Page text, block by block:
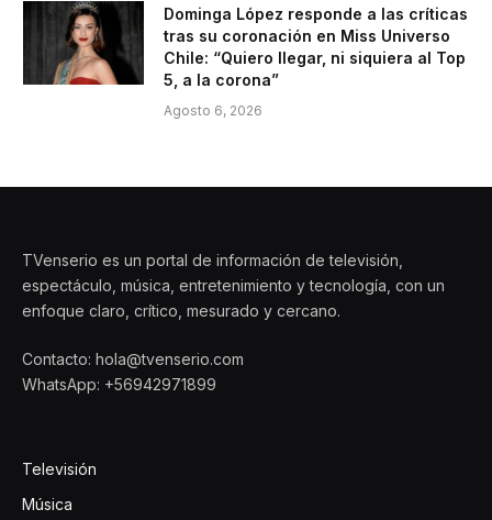
Dominga López responde a las críticas
tras su coronación en Miss Universo
Chile: “Quiero llegar, ni siquiera al Top
5, a la corona”
Agosto 6, 2026
TVenserio es un portal de información de televisión,
espectáculo, música, entretenimiento y tecnología, con un
enfoque claro, crítico, mesurado y cercano.
Contacto: hola@tvenserio.com
WhatsApp: +56942971899
Televisión
Música